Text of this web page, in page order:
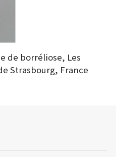
de borréliose, Les
Strasbourg, France